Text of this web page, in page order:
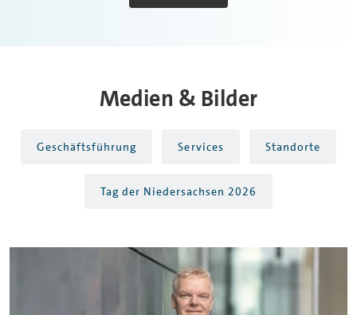
Medien & Bilder
Geschäftsführung Services Standorte
Tag der Niedersachsen 2026